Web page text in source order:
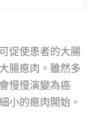
促使患者的大腸
腸瘜肉。雖然多
慢慢演變為癌
小的瘜肉開始。